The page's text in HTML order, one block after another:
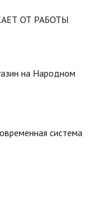
ОТ РАБОТЫ
на Народном
система